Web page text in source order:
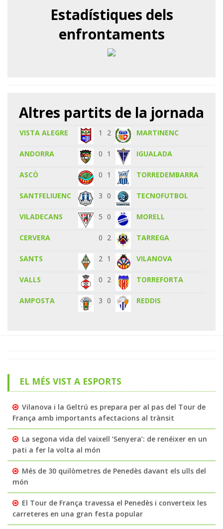
Estadístiques dels
enfrontaments
Altres partits de la jornada
VISTA ALEGRE 1 2 MARTINENC
ANDORRA 0 1 IGUALADA
ASCÒ 0 1 TORREDEMBARRA
SANTFELIUENC 3 0 TECNOFUTBOL
VILADECANS 5 0 MORELL
CERVERA 0 2 TARREGA
SANTS 2 1 VILANOVA
VALLS 0 2 TORREFORTA
AMPOSTA 3 0 REDDIS
EL MÉS VIST A ESPORTS
Vilanova i la Geltrú es prepara per al pas del Tour de
França amb importants afectacions al trànsit
La segona vida del vaixell ‘Senyera’: de renéixer en un
pati a fer la volta al món
Més de 30 quilòmetres de Penedès davant els ulls del
món
El Tour de França travessa el Penedès i converteix les
carreteres en una gran festa popular